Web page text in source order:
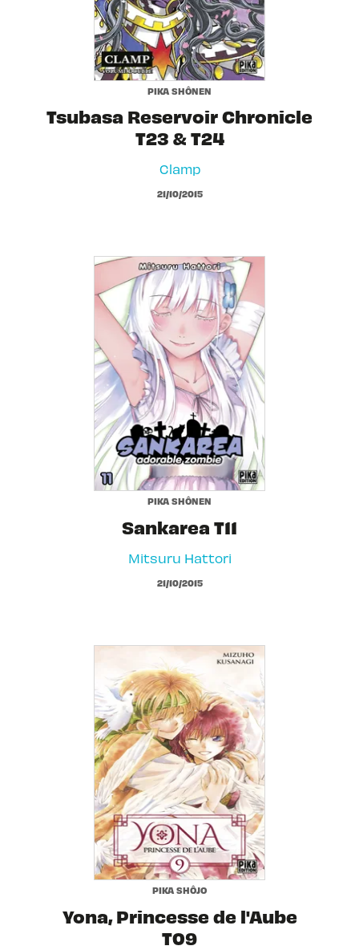
PIKA SHÔNEN
Tsubasa Reservoir Chronicle
T23 & T24
Clamp
21/10/2015
PIKA SHÔNEN
Sankarea T11
Mitsuru Hattori
21/10/2015
PIKA SHÔJO
Yona, Princesse de l'Aube
T09